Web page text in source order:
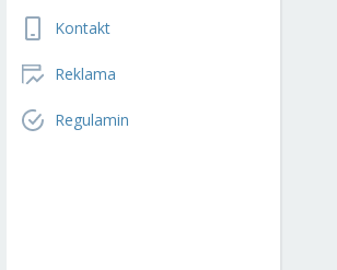
Kontakt
Reklama
Regulamin